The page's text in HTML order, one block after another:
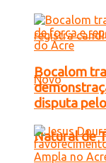
Natural de
Bocalom
disputa